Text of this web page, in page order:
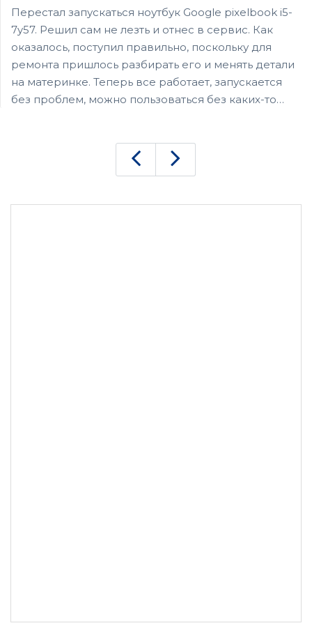
Перестал запускаться ноутбук Google pixelbook i5-
7y57. Решил сам не лезть и отнес в сервис. Как
оказалось, поступил правильно, поскольку для
ремонта пришлось разбирать его и менять детали
на материнке. Теперь все работает, запускается
без проблем, можно пользоваться без каких-то
по рынку. Видел и дешевле ценники, но научен
уже горьким опытом, что халява не всегда